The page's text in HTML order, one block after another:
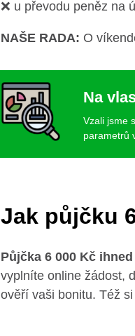
❌ u převodu peněz na
NAŠE RADA: O
Na
Vzali jsme
parametrů
Jak půjčku
Půjčka 6 000 Kč ihned
vyplníte online žádost,
ověří vaši bonitu. Též